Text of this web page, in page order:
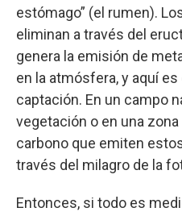
estómago” (el rumen).
eliminan a través del
genera la emisión de
en la atmósfera, y aquí
captación. En un campo
vegetación o en una
carbono que emiten
través del milagro de la
Entonces, si todo es